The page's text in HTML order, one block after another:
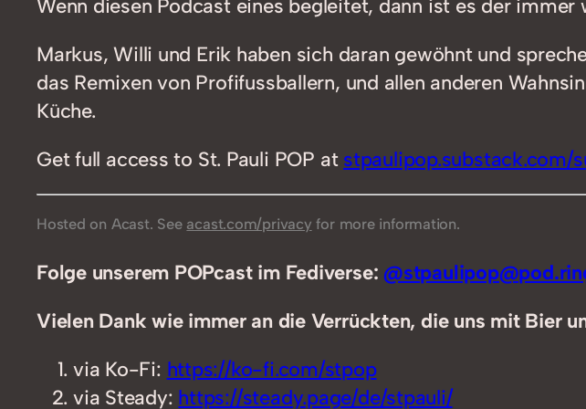
Wenn diesen Podcast eines begleitet, dann ist es der
Markus, Willi und Erik haben sich daran gewöhnt und
das Remixen von Profifussballern, und allen anderen
Küche.
Get full access to St. Pauli POP at stpaulipop.substack.com/
Hosted on Acast. See acast.com/privacy for more information.
Folge unserem POPcast im Fediverse:
Vielen Dank wie immer an die Verrückten, die uns mit Bier
via Ko-Fi: https://ko-fi.com/stpop
via Steady: https://steady.page/de/stpauli/